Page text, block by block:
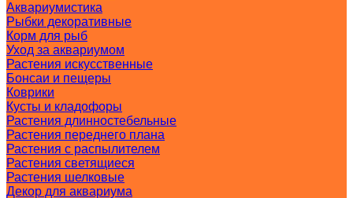
Аквариумистика
Рыбки декоративные
Корм для рыб
Уход за аквариумом
Растения искусственные
Бонсаи и пещеры
Коврики
Кусты и кладофоры
Растения длинностебельные
Растения переднего плана
Растения с распылителем
Растения светящиеся
Растения шелковые
Декор для аквариума